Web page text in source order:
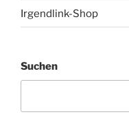
Irgendlink-Shop
Suchen